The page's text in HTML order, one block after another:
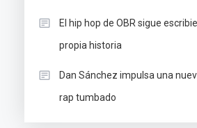
El hip hop de OBR sigue
propia historia
Dan Sánchez impulsa una
rap tumbado